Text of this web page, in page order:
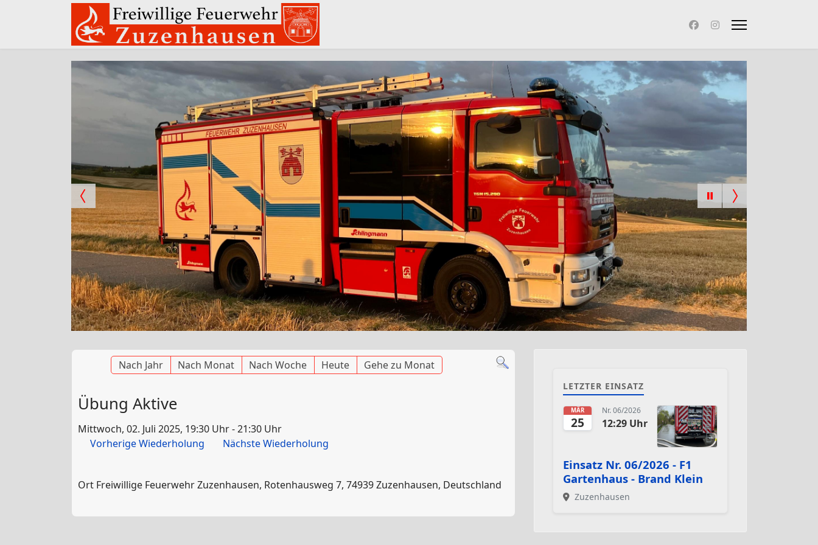
Nach Jahr Nach Monat Nach Woche Heute Gehe zu Monat
Übung Aktive
Mittwoch, 02. Juli 2025, 19:30 Uhr - 21:30 Uhr
Vorherige Wiederholung
Nächste Wiederholung
Ort Freiwillige Feuerwehr Zuzenhausen, Rotenhausweg 7, 74939 Zuzenhausen, Deutschland
LETZTER EINSATZ
MÄR
25
Nr. 06/2026
12:29 Uhr
Einsatz Nr. 06/2026 - F1
Gartenhaus - Brand Klein
Zuzenhausen